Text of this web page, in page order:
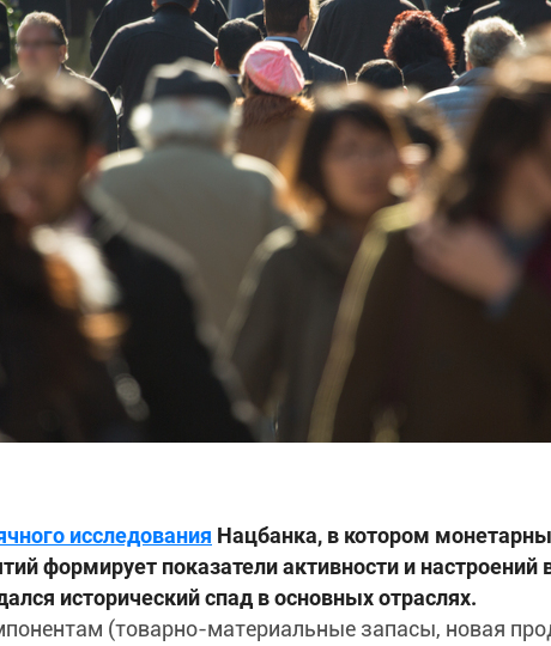
исследования Нацбанка, в котором
формирует показатели активности и настроений
исторический спад в основных отраслях.
(товарно-материальные запасы, новая